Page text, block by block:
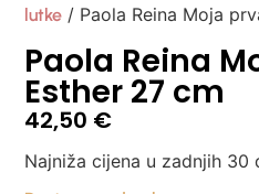
lutke / Paola Reina Moja
Paola Reina
Esther 27 cm
42,50 €
Najniža cijena u zadnjih 30